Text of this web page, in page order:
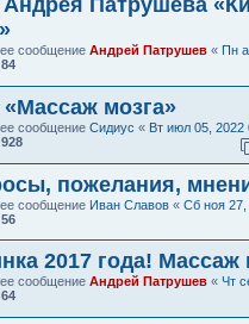
Андрея Патрушева
сообщение Андрей Патрушев « Пн
84
мозга»
сообщение Сидиус « Вт июл 05, 2022
928
пожелания,
сообщение Иван Славов « Сб ноя 27,
56
2017 года! Массаж
сообщение Андрей Патрушев « Чт
64